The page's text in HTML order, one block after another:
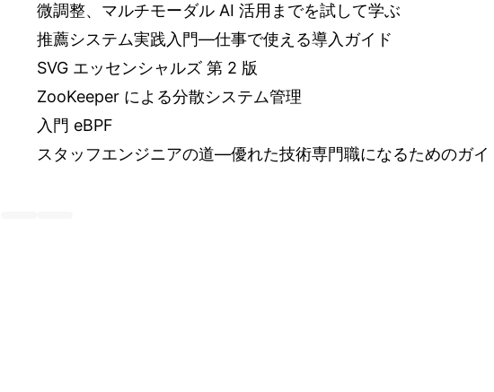
微調整、マルチモーダル AI 活用までを試して学ぶ
推薦システム実践入門―仕事で使える導入ガイド
SVG エッセンシャルズ 第 2 版
ZooKeeper による分散システム管理
入門 eBPF
スタッフエンジニアの道―優れた技術専門職になるためのガイ